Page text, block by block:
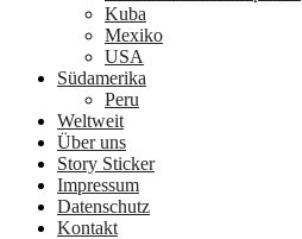
Kuba
Mexiko
USA
Südamerika
Peru
Weltweit
Über uns
Story Sticker
Impressum
Datenschutz
Kontakt